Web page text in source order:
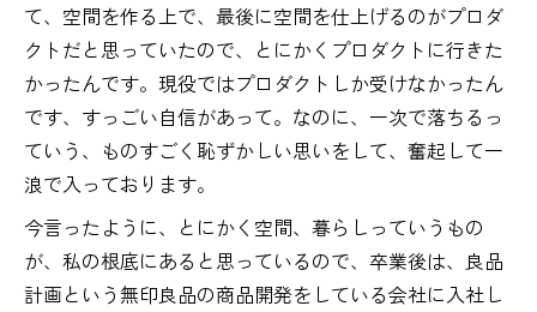
て、空間を作る上で、最後に空間を仕上げるのがプロダ
クトだと思っていたので、とにかくプロダクトに行きた
かったんです。現役ではプロダクトしか受けなかったん
です、すっごい自信があって。なのに、一次で落ちるっ
ていう、ものすごく恥ずかしい思いをして、奮起して一
浪で入っております。
今言ったように、とにかく空間、暮らしっていうもの
が、私の根底にあると思っているので、卒業後は、良品
計画という無印良品の商品開発をしている会社に入社し